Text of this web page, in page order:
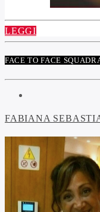
LEGGI
FACE TO FACE
FABIANA